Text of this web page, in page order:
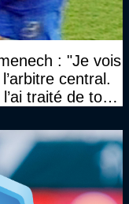
: "Je vois
central.
traité de tous